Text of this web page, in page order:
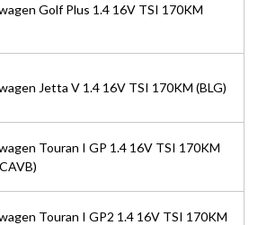
Golf Plus 1.4 16V TSI 170KM
Jetta V 1.4 16V TSI 170KM (BLG)
Touran I GP 1.4 16V TSI 170KM
Touran I GP2 1.4 16V TSI 170KM